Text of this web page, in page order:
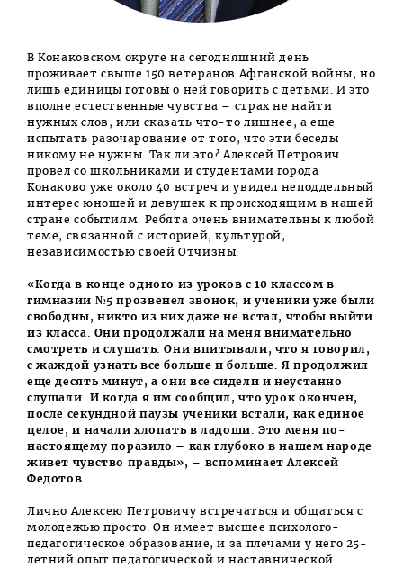
В Конаковском округе на сегодняшний день
проживает свыше 150 ветеранов Афганской войны, но
лишь единицы готовы о ней говорить с детьми. И это
вполне естественные чувства – страх не найти
нужных слов, или сказать что-то лишнее, а еще
испытать разочарование от того, что эти беседы
никому не нужны. Так ли это? Алексей Петрович
провел со школьниками и студентами города
Конаково уже около 40 встреч и увидел неподдельный
интерес юношей и девушек к происходящим в нашей
стране событиям. Ребята очень внимательны к любой
теме, связанной с историей, культурой,
независимостью своей Отчизны.
«Когда в конце одного из уроков с 10 классом в
гимназии №5 прозвенел звонок, и ученики уже были
свободны, никто из них даже не встал, чтобы выйти
из класса. Они продолжали на меня внимательно
смотреть и слушать. Они впитывали, что я говорил,
с жаждой узнать все больше и больше. Я продолжил
еще десять минут, а они все сидели и неустанно
слушали. И когда я им сообщил, что урок окончен,
после секундной паузы ученики встали, как единое
целое, и начали хлопать в ладоши. Это меня по-
настоящему поразило – как глубоко в нашем народе
живет чувство правды», – вспоминает Алексей
Федотов.
Лично Алексею Петровичу встречаться и общаться с
молодежью просто. Он имеет высшее психолого-
педагогическое образование, и за плечами у него 25-
летний опыт педагогической и наставнической